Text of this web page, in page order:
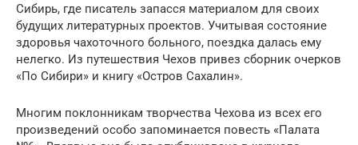
Сибирь, где писатель запасся материалом для своих
будущих литературных проектов. Учитывая состояние
здоровья чахоточного больного, поездка далась ему
нелегко. Из путешествия Чехов привез сборник очерков
«По Сибири» и книгу «Остров Сахалин».
Многим поклонникам творчества Чехова из всех его
произведений особо запоминается повесть «Палата